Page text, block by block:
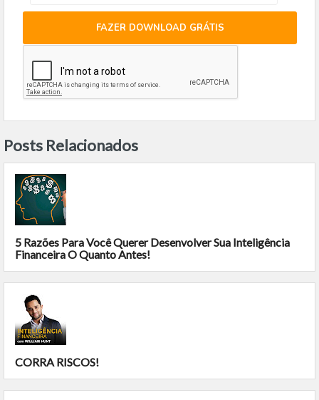
FAZER DOWNLOAD GRÁTIS
Posts Relacionados
5 Razões Para Você Querer Desenvolver Sua Inteligência
Financeira O Quanto Antes!
CORRA RISCOS!